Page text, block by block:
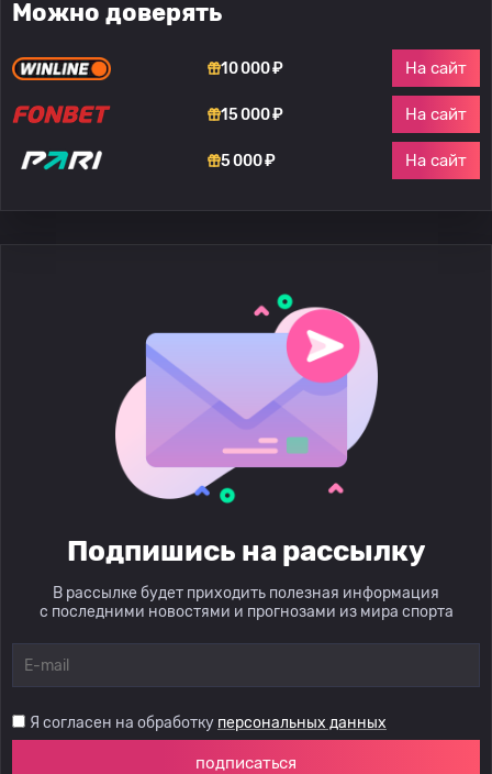
Можно доверять
10 000 ₽ На сайт
15 000 ₽ На сайт
5 000 ₽ На сайт
Подпишись на рассылку
В рассылке будет приходить полезная информация
с последними новостями и прогнозами из мира спорта
Я согласен на обработку персональных данных
подписаться